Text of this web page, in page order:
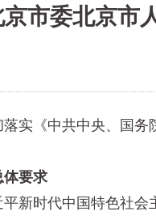
市委北京市
《中共中央、国务院
要求
时代中国特色社会主